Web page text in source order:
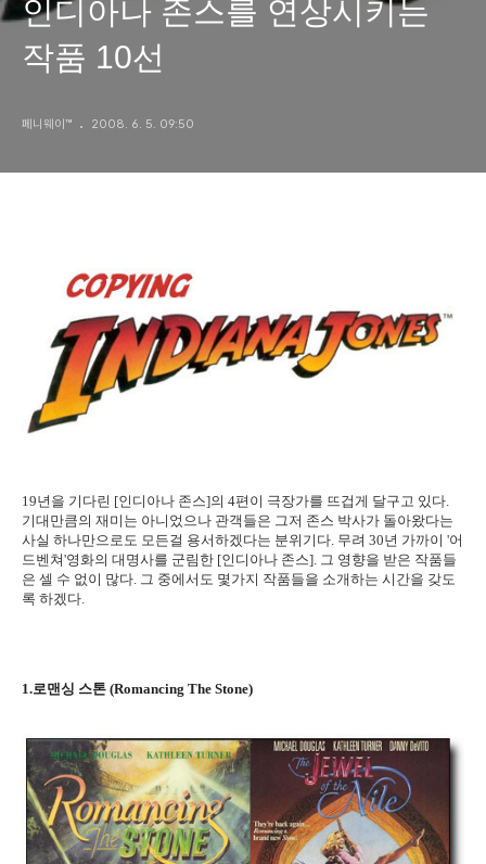
인디아나 존스를 연상시키는
작품 10선
페니웨이™ 2008. 6. 5. 09:50
19년을 기다린 [인디아나 존스]의 4편이 극장가를 뜨겁게 달구고 있다.
기대만큼의 재미는 아니었으나 관객들은 그저 존스 박사가 돌아왔다는
사실 하나만으로도 모든걸 용서하겠다는 분위기다. 무려 30년 가까이 '어
드벤쳐'영화의 대명사를 군림한 [인디아나 존스]. 그 영향을 받은 작품들
은 셀 수 없이 많다. 그 중에서도 몇가지 작품들을 소개하는 시간을 갖도
록 하겠다.
1.로맨싱 스톤 (Romancing The Stone)